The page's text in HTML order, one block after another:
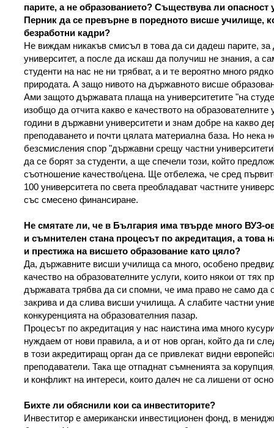
парите, а не образованието? Съществува ли опасност
Перник да се превърне в поредното висше училище,
безработни кадри?
Не виждам никакъв смисъл в това да си дадеш парите, за
университет, а после да искаш да получиш не знания, а
студенти на нас не ни трябват, а и те вероятно много
природата. А защо нивото на държавното висше
Ами защото държавата плаща на университетите "на
изобщо да отчита какво е качеството на образователните
години в държавни университети и знам добре на какво
преподаването и почти цялата материална база. Но нека
безсмисления спор "държавни срещу частни
да се борят за студенти, а ще спечели този, който
съотношение качество/цена. Ще отбележа, че сред
100 университета по света преобладават частните
със смесено финансиране.
Не смятате ли, че в България има твърде много ВУЗ-
и съмнителен стана процесът по акредитация, а това
и престижа на висшето образование като цяло?
Да, държавните висши училища са много, особено
качество на образователните услуги, които някои от тях
държавата трябва да си спомни, че има право не само да
закрива и да слива висши училища. А слабите частни
конкуренцията на образователния пазар.
Процесът по акредитация у нас наистина има много
нуждаем от нови правила, а и от нов орган, който да ги
в този акредитиращ орган да се привлекат видни
преподаватели. Така ще отпаднат съмненията за
и конфликт на интереси, които далеч не са лишени от
Бихте ли обяснили кои са инвеститорите?
Инвеститор е американски инвестиционен фонд, в